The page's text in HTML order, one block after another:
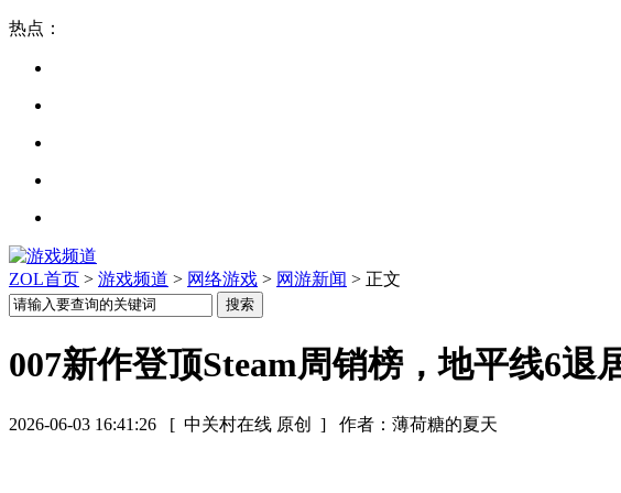
热点：
ZOL首页 > 游戏频道 > 网络游戏 > 网游新闻 > 正文
007新作登顶Steam周销榜，地平线6退
2026-06-03 16:41:26 [ 中关村在线 原创 ] 作者：薄荷糖的夏天